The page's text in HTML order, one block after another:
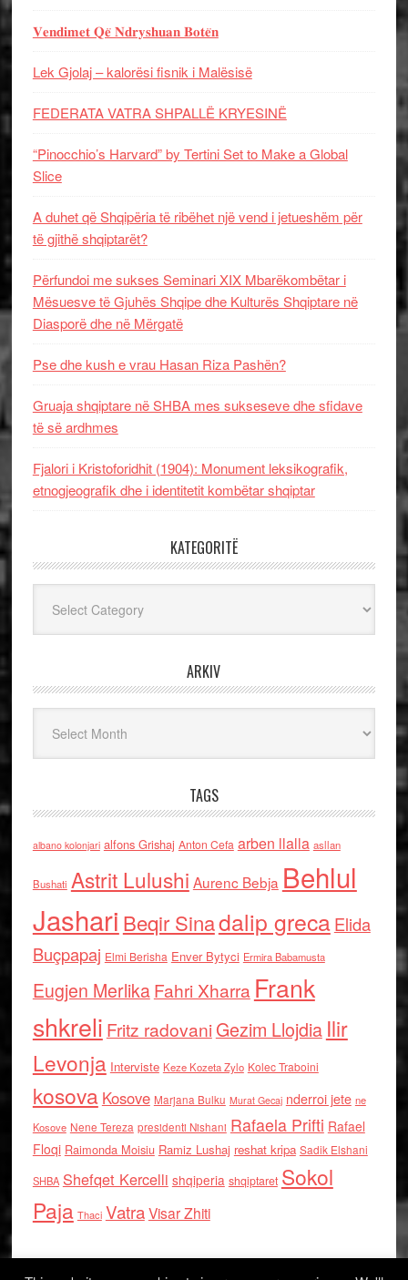
𝐕𝐞𝐧𝐝𝐢𝐦𝐞𝐭 𝐐𝐞̈ 𝐍𝐝𝐫𝐲𝐬𝐡𝐮𝐚𝐧 𝐁𝐨𝐭𝐞̈𝐧
Lek Gjolaj – kalorësi fisnik i Malësisë
FEDERATA VATRA SHPALLË KRYESINË
“Pinocchio’s Harvard” by Tertini Set to Make a Global
Slice
A duhet që Shqipëria të ribëhet një vend i jetueshëm për
të gjithë shqiptarët?
Përfundoi me sukses Seminari XIX Mbarëkombëtar i
Mësuesve të Gjuhës Shqipe dhe Kulturës Shqiptare në
Diasporë dhe në Mërgatë
Pse dhe kush e vrau Hasan Riza Pashën?
Gruaja shqiptare në SHBA mes sukseseve dhe sfidave
të së ardhmes
Fjalori i Kristoforidhit (1904): Monument leksikografik,
etnogjeografik dhe i identitetit kombëtar shqiptar
KATEGORITË
ARKIV
TAGS
albano kolonjari alfons Grishaj Anton Cefa arben llalla asllan
Bushati Astrit Lulushi Aurenc Bebja Behlul
Jashari Beqir Sinadalip grecaElida
Buçpapaj Elmi Berisha Enver Bytyci Ermira Babamusta
Eugjen MerlikaFahri Xharra Frank
shkreli Fritz radovaniGezim Llojdia Ilir
Levonja Interviste Keze Kozeta Zylo Kolec Traboini
kosova Kosove Marjana Bulku Murat Gecaj nderroi jete ne
Kosove Nene Tereza presidenti Nishani Rafaela Prifti Rafael
Floqi Raimonda Moisiu Ramiz Lushaj reshat kripa Sadik Elshani
SHBA Shefqet Kercelli shqiperia shqiptaret Sokol
Paja Thaci VatraVisar Zhiti